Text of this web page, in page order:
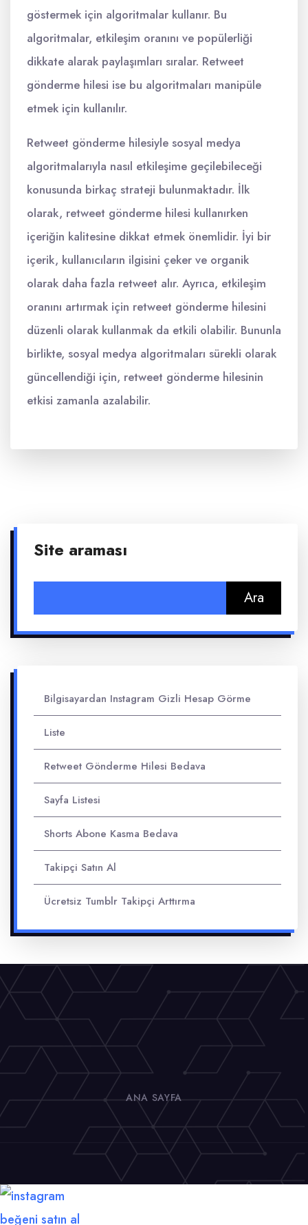
göstermek için algoritmalar kullanır. Bu
algoritmalar, etkileşim oranını ve popülerliği
dikkate alarak paylaşımları sıralar. Retweet
gönderme hilesi ise bu algoritmaları manipüle
etmek için kullanılır.
Retweet gönderme hilesiyle sosyal medya
algoritmalarıyla nasıl etkileşime geçilebileceği
konusunda birkaç strateji bulunmaktadır. İlk
olarak, retweet gönderme hilesi kullanırken
içeriğin kalitesine dikkat etmek önemlidir. İyi bir
içerik, kullanıcıların ilgisini çeker ve organik
olarak daha fazla retweet alır. Ayrıca, etkileşim
oranını artırmak için retweet gönderme hilesini
düzenli olarak kullanmak da etkili olabilir. Bununla
birlikte, sosyal medya algoritmaları sürekli olarak
güncellendiği için, retweet gönderme hilesinin
etkisi zamanla azalabilir.
Site araması
Bilgisayardan Instagram Gizli Hesap Görme
Liste
Retweet Gönderme Hilesi Bedava
Sayfa Listesi
Shorts Abone Kasma Bedava
Takipçi Satın Al
Ücretsiz Tumblr Takipçi Arttırma
ANA SAYFA